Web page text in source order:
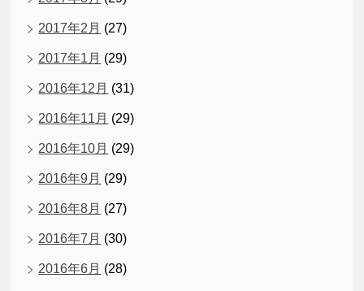
2017年2月 (27)
2017年1月 (29)
2016年12月 (31)
2016年11月 (29)
2016年10月 (29)
2016年9月 (29)
2016年8月 (27)
2016年7月 (30)
2016年6月 (28)